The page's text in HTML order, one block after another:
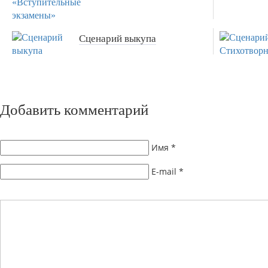
Сценарий выкупа
Добавить комментарий
Имя *
E-mail *